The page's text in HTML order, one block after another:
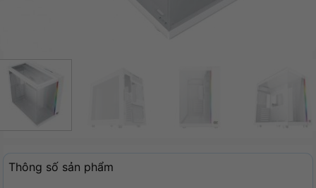
Thông số sản phẩm